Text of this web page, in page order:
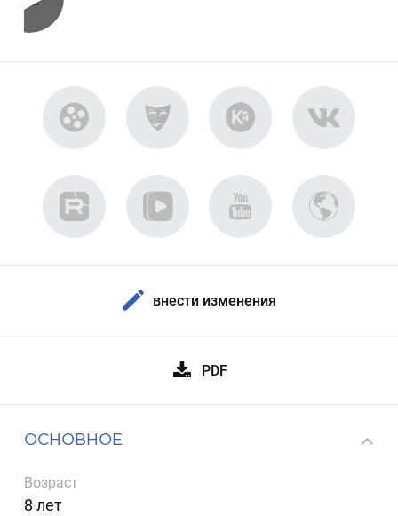
внести изменения
PDF
ОСНОВНОЕ
Возраст
8 лет